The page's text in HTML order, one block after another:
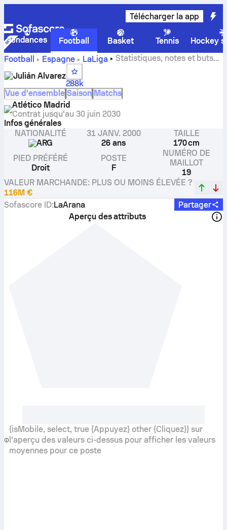
Télécharger la app
Tendances Football Basket Tennis
Hockey
Football
Espagne LaLiga
Statistiques, notes et buts
de Julián Alvarez
Julián Alvarez
288k
Vue d'ensemble Saison Matchs
Atlético Madrid
Contrat jusqu'au 30 juin 2030
Infos générales
NATIONALITÉ
ARG
31 JANV. 2000
26 ans
TAILLE
170 cm
PIED PRÉFÉRÉ
Droit
POSTE
F
NUMÉRO DE
MAILLOT
19
VALEUR MARCHANDE: PLUS OU MOINS ÉLEVÉE ?
116M €
Sofascore ID:LaArana
Partager
Aperçu des attributs
{isMobile, select, true {Appuyez} other {Cliquez}} sur
l'aperçu des valeurs ci-dessus pour afficher les valeurs
moyennes pour ce poste